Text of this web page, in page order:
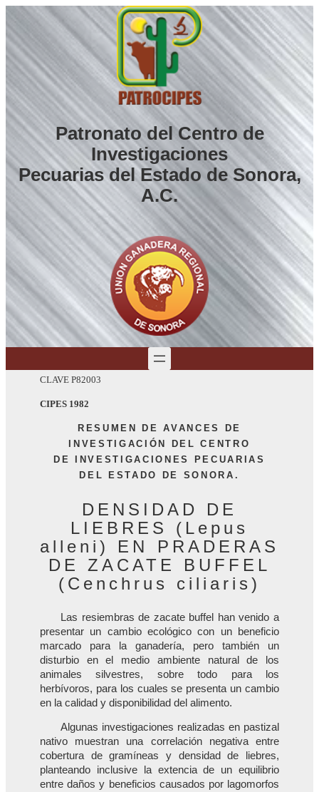
Saltar
al
contenido
Patronato del Centro de
Investigaciones
Pecuarias del Estado de Sonora,
A.C.
CLAVE P82003
CIPES 1982
RESUMEN DE AVANCES DE
INVESTIGACIÓN DEL CENTRO
DE INVESTIGACIONES PECUARIAS
DEL ESTADO DE SONORA.
DENSIDAD DE
LIEBRES (Lepus
alleni) EN PRADERAS
DE ZACATE BUFFEL
(Cenchrus ciliaris)
Las resiembras de zacate buffel han venido a
presentar un cambio ecológico con un beneficio
marcado para la ganadería, pero también un
disturbio en el medio ambiente natural de los
animales silvestres, sobre todo para los
herbívoros, para los cuales se presenta un cambio
en la calidad y disponibilidad del alimento.
Algunas investigaciones realizadas en pastizal
nativo muestran una correlación negativa entre
cobertura de gramíneas y densidad de liebres,
planteando inclusive la extencia de un equilibrio
entre daños y beneficios causados por lagomorfos